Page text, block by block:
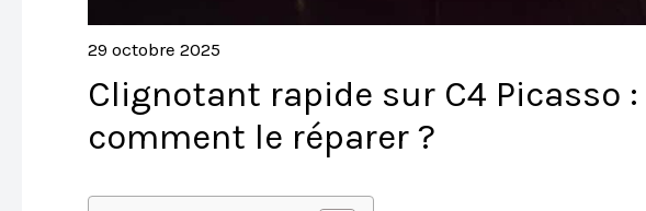
29 octobre 2025
Clignotant rapide sur C4 Picasso
comment le réparer ?